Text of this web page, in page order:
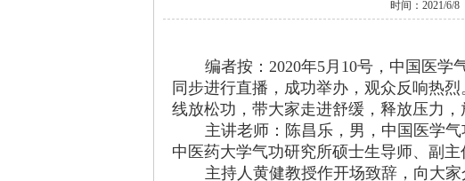
时间：2021/6/8
编者按：2020年5月 10号，中国医学
同步进行直播，成功举办，观众反响热
线放松功，带大家走进舒缓，释放压力，
主讲老师：陈昌乐，男，中国医学
中医药大学气功研究所硕士生导师、副主
主持人黄健教授作开场致辞，向大